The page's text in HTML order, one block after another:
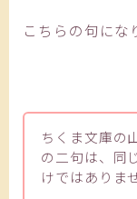
こちらの句にな
ちくま文庫の
の二句は、同
けではありま